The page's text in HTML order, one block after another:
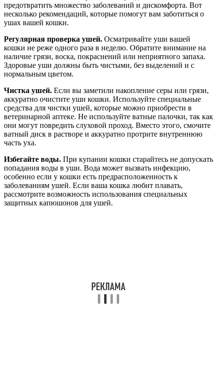
предотвратить множество заболеваний и дискомфорта. Вот
несколько рекомендаций, которые помогут вам заботиться о
ушах вашей кошки.
Регулярная проверка ушей. Осматривайте уши вашей
кошки не реже одного раза в неделю. Обратите внимание на
наличие грязи, воска, покраснений или неприятного запаха.
Здоровые уши должны быть чистыми, без выделений и с
нормальным цветом.
Чистка ушей. Если вы заметили накопление серы или грязи,
аккуратно очистите уши кошки. Используйте специальные
средства для чистки ушей, которые можно приобрести в
ветеринарной аптеке. Не используйте ватные палочки, так как
они могут повредить слуховой проход. Вместо этого, смочите
ватный диск в растворе и аккуратно протрите внутреннюю
часть уха.
Избегайте воды. При купании кошки старайтесь не допускать
попадания воды в уши. Вода может вызвать инфекцию,
особенно если у кошки есть предрасположенность к
заболеваниям ушей. Если ваша кошка любит плавать,
рассмотрите возможность использования специальных
защитных капюшонов для ушей.